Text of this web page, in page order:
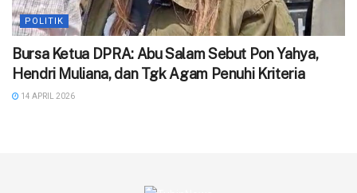
POLITIK
Bursa Ketua DPRA: Abu Salam Sebut Pon Yahya,
Hendri Muliana, dan Tgk Agam Penuhi Kriteria
14 APRIL 2026